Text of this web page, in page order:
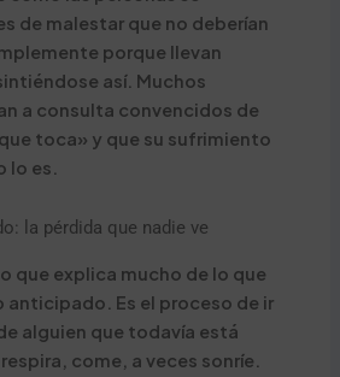
de malestar que no deberían
porque llevan
así. Muchos
a consulta convencidos de
toca» y que su sufrimiento
lo es.
la pérdida que nadie ve
que explica mucho de lo que
anticipado. Es el proceso de ir
alguien que todavía está
come, a veces sonríe.